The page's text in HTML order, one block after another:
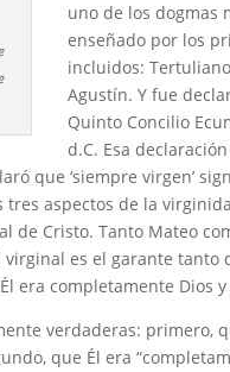
uno de los dogmas
enseñado por los
incluidos:
Agustín. Y fue
Quinto Concilio
d.C. Esa
que ‘siempre virgen’
aspectos de la
de Cristo. Tanto Mateo
es el garante
era completamente Dios
verdaderas: primero,
que Él era